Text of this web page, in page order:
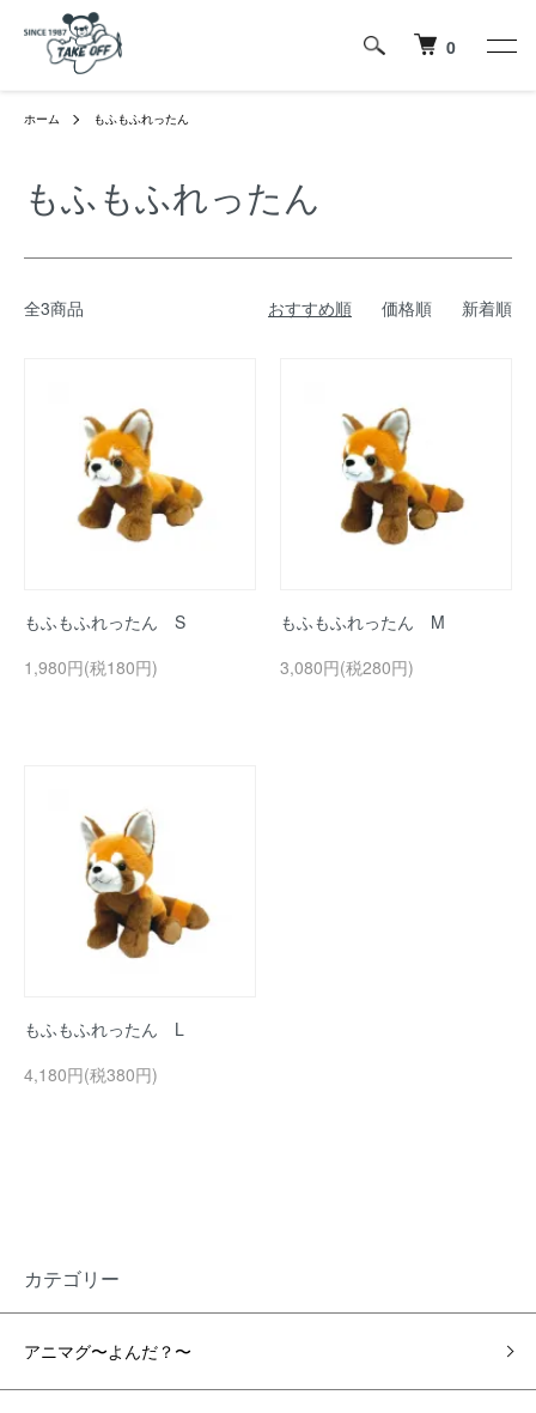
0
ホーム もふもふれったん
もふもふれったん
全3商品 おすすめ順 価格順 新着順
もふもふれったん S
1,980円(税180円)
もふもふれったん M
3,080円(税280円)
もふもふれったん L
4,180円(税380円)
カテゴリー
アニマグ〜よんだ？〜